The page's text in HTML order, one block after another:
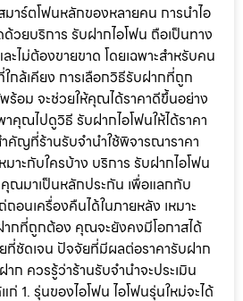
มาร์ตโฟนหลักของหลายคน การนำไอ
วยบริการ รับฝากไอโฟน ถือเป็นทาง
ะไม่ต้องขายขาด โดยเฉพาะสำหรับคน
กล้เคียง การเลือกวิธีรับฝากที่ถูก
ร้อม จะช่วยให้คุณได้ราคาดีขึ้นอย่าง
คุณไปดูวิธี รับฝากไอโฟนให้ได้ราคา
คัญที่ร้านรับจำนำใช้พิจารณาราคา
มาะกับใครบ้าง บริการ รับฝากไอโฟน
ณมาเป็นหลักประกัน เพื่อแลกกับ
ถอนเครื่องคืนได้ในภายหลัง เหมาะ
ากที่ถูกต้อง คุณจะยังคงมีโอกาสได้
ที่ชัดเจน ปัจจัยที่มีผลต่อราคารับฝาก
ก ควรรู้ว่าร้านรับจำนำจะประเมิน
1. รุ่นของไอโฟน ไอโฟนรุ่นใหม่จะได้